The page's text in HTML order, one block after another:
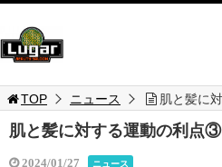
TOP ニュース 肌と髪に
肌と髪に対する運動の利点③
2024/01/27 ニュース